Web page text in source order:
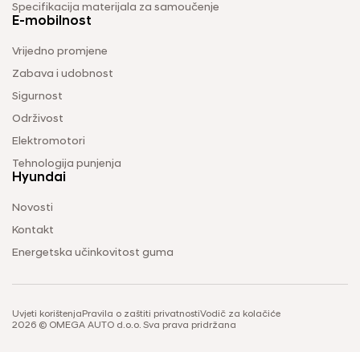
Specifikacija materijala za samoučenje
E-mobilnost
Vrijedno promjene
Zabava i udobnost
Sigurnost
Održivost
Elektromotori
Tehnologija punjenja
Hyundai
Novosti
Kontakt
Energetska učinkovitost guma
Uvjeti korištenja Pravila o zaštiti privatnostiVodič za kolačiće
2026 © OMEGA AUTO d.o.o. Sva prava pridržana